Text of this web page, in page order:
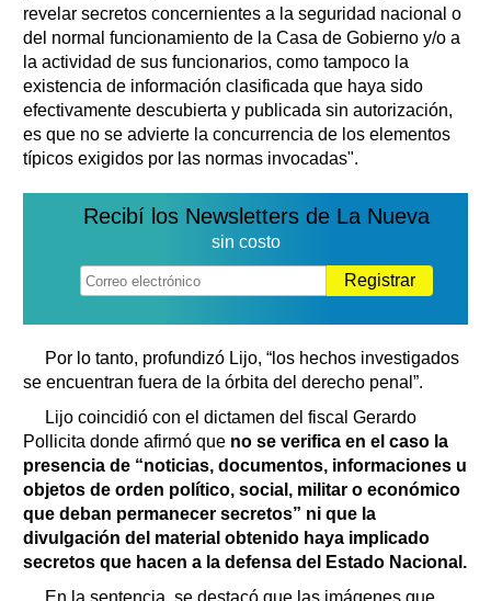
revelar secretos concernientes a la seguridad nacional o
del normal funcionamiento de la Casa de Gobierno y/o a
la actividad de sus funcionarios, como tampoco la
existencia de información clasificada que haya sido
efectivamente descubierta y publicada sin autorización,
es que no se advierte la concurrencia de los elementos
típicos exigidos por las normas invocadas".
Recibí los Newsletters de La Nueva
sin costo
Registrar
Por lo tanto, profundizó Lijo, “los hechos investigados
se encuentran fuera de la órbita del derecho penal”.
Lijo coincidió con el dictamen del fiscal Gerardo
Pollicita donde afirmó que no se verifica en el caso la
presencia de “noticias, documentos, informaciones u
objetos de orden político, social, militar o económico
que deban permanecer secretos” ni que la
divulgación del material obtenido haya implicado
secretos que hacen a la defensa del Estado Nacional.
En la sentencia, se destacó que las imágenes que